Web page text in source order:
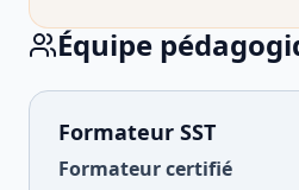
Équipe
Formateur SST
Formateur certifié